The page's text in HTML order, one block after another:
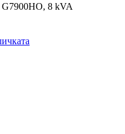
G7900HO, 8 kVA